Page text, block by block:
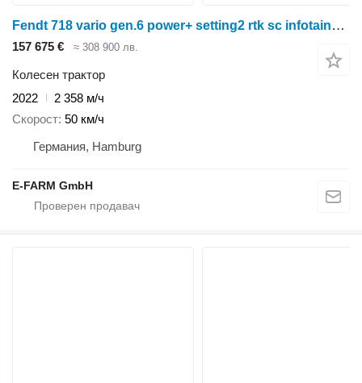
Fendt 718 vario gen.6 power+ setting2 rtk sc infotainment fzw (wie 720
157 675 € ≈ 308 900 лв.
Колесен трактор
2022
2 358 м/ч
Скорост 50 км/ч
Германия, Hamburg
E-FARM GmbH